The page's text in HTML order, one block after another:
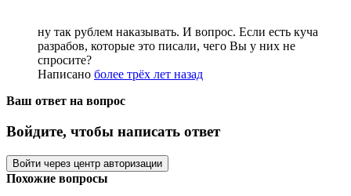
ну так рублем наказывать. И вопрос. Если есть куча
разрабов, которые это писали, чего Вы у них не
спросите?
Написано более трёх лет назад
Ваш ответ на вопрос
Войдите, чтобы написать ответ
Войти через центр авторизации
Похожие вопросы